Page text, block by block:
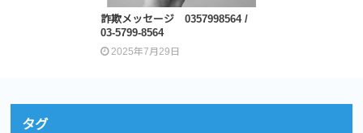
詐欺メッセージ 0357998564 /
03-5799-8564
2025年7月29日
タグ